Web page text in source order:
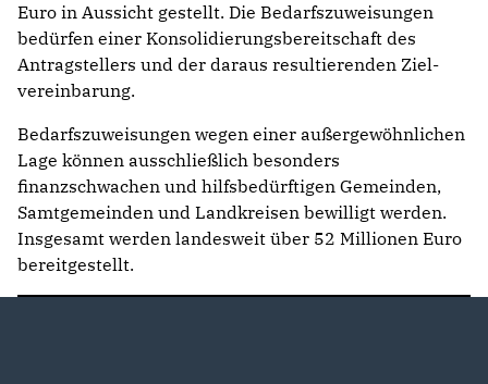
Euro in Aussicht gestellt. Die Bedarfszuweisungen
bedürfen einer Konsolidie­rungsbereitschaft des
Antragstellers und der daraus resultierenden Ziel­
vereinbarung.
Bedarfszuweisungen wegen einer außergewöhnlichen
Lage können ausschließlich besonders
finanzschwachen und hilfsbedürftigen Gemeinden,
Samtgemeinden und Landkreisen bewilligt werden.
Insgesamt werden landesweit über 52 Millionen Euro
bereitgestellt.